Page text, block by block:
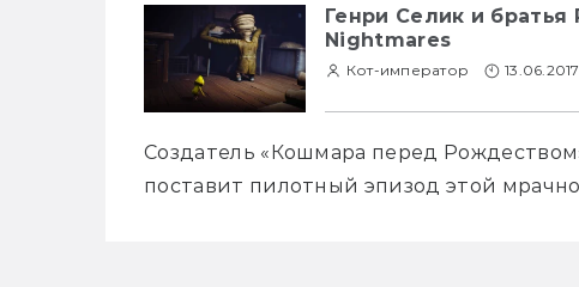
Генри Селик и
Nightmares
Кот-император 13.06.2017
Создатель «Кошмара перед
поставит пилотный эпизод этой